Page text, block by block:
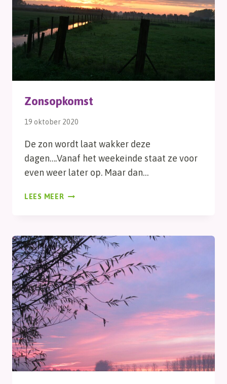
Zonsopkomst
19 oktober 2020
De zon wordt laat wakker deze
dagen….Vanaf het weekeinde staat ze voor
even weer later op. Maar dan…
LEES MEER ZONSOPKOMST